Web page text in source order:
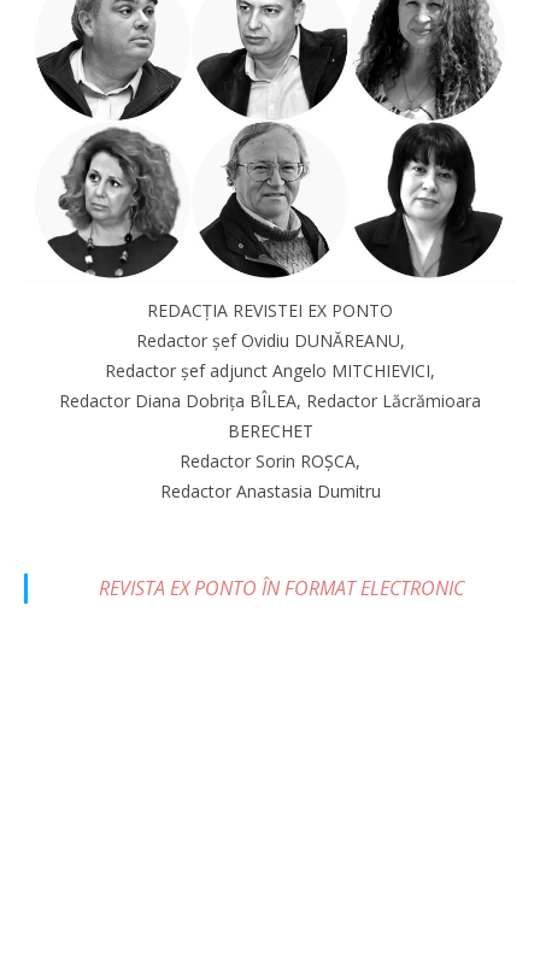
REDACȚIA REVISTEI EX PONTO
Redactor șef Ovidiu DUNĂREANU,
Redactor șef adjunct Angelo MITCHIEVICI,
Redactor Diana Dobrița BÎLEA, Redactor Lăcrămioara
BERECHET
Redactor Sorin ROȘCA,
Redactor Anastasia Dumitru
REVISTA EX PONTO ÎN FORMAT ELECTRONIC